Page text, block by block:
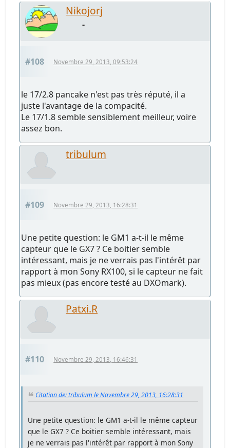
Nikojorj
-
#108 Novembre 29, 2013, 09:53:24
le 17/2.8 pancake n'est pas très réputé, il a
juste l'avantage de la compacité.
Le 17/1.8 semble sensiblement meilleur, voire
assez bon.
tribulum
#109 Novembre 29, 2013, 16:28:31
Une petite question: le GM1 a-t-il le même
capteur que le GX7 ? Ce boitier semble
intéressant, mais je ne verrais pas l'intérêt par
rapport à mon Sony RX100, si le capteur ne fait
pas mieux (pas encore testé au DXOmark).
Patxi.R
#110 Novembre 29, 2013, 16:46:31
Citation de: tribulum le Novembre 29, 2013, 16:28:31
Une petite question: le GM1 a-t-il le même capteur
que le GX7 ? Ce boitier semble intéressant, mais
je ne verrais pas l'intérêt par rapport à mon Sony